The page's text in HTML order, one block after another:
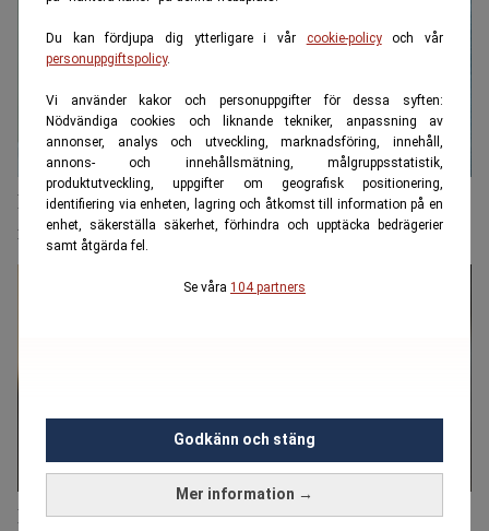
Du kan fördjupa dig ytterligare i vår cookie-policyoch vår
personuppgiftspolicy.
Vi använder kakor och personuppgifter för dessa syften:
Nödvändiga cookies och liknande tekniker, anpassning av
annonser, analys och utveckling, marknadsföring, innehåll,
annons- och innehållsmätning, målgruppsstatistik,
produktutveckling, uppgifter om geografisk positionering,
identifiering via enheten, lagring och åtkomst till information på en
enhet, säkerställa säkerhet, förhindra och upptäcka bedrägerier
samt åtgärda fel.
Se våra 104 partners
Mer information →
Godkänn och stäng
När banken fryser kontot – vad gäller och hur gör
man?
Expert efter bank-id-attacken: Sverige behöver fler